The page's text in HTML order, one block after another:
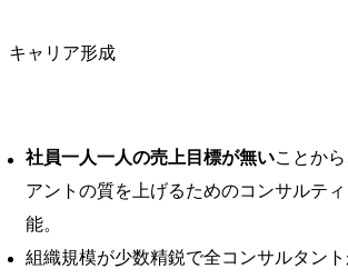
キャリア形成
社員一人一人の売上目標が無いことか
アントの質を上げるためのコンサルテ
能。
組織規模が少数精鋭で全コンサルタン